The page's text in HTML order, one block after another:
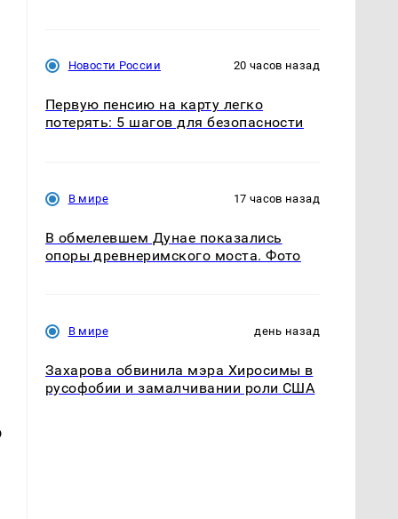
Новости России 20 часов назад
Первую пенсию на карту легко
потерять: 5 шагов для безопасности
В мире 17 часов назад
В обмелевшем Дунае показались
опоры древнеримского моста. Фото
В мире день назад
Захарова обвинила мэра Хиросимы в
русофобии и замалчивании роли США